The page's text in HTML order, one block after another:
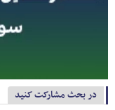
در بحث مشارکت کنید